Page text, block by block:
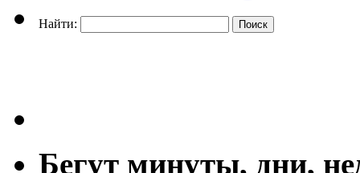
Найти:
Бегут минуты, дни,